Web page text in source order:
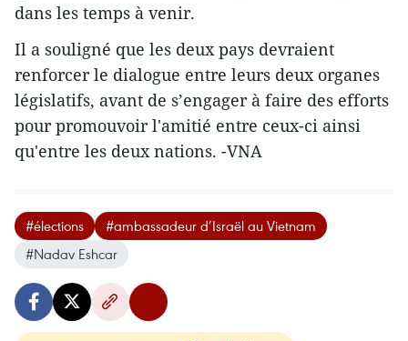
dans les temps à venir.
Il a souligné que les deux pays devraient
renforcer le dialogue entre leurs deux organes
législatifs, avant de s’engager à faire des efforts
pour promouvoir l'amitié entre ceux-ci ainsi
qu'entre les deux nations. -VNA
#élections
#ambassadeur d’Israël au Vietnam
#Nadav Eshcar